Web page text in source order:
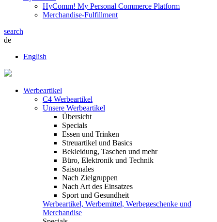
HyComm! My Personal Commerce Platform
Merchandise-Fulfillment
search
de
English
Werbeartikel
C4 Werbeartikel
Unsere Werbeartikel
Übersicht
Specials
Essen und Trinken
Streuartikel und Basics
Bekleidung, Taschen und mehr
Büro, Elektronik und Technik
Saisonales
Nach Zielgruppen
Nach Art des Einsatzes
Sport und Gesundheit
Werbeartikel, Werbemittel, Werbegeschenke und
Merchandise